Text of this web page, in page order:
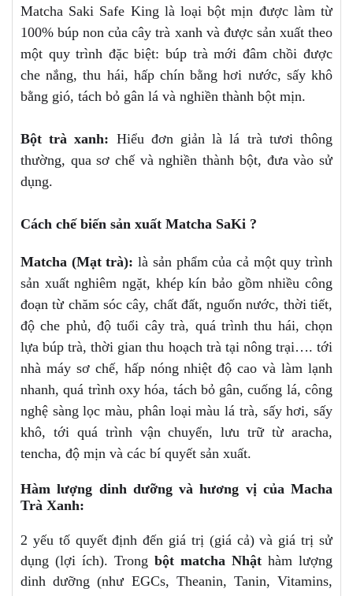
Matcha Saki Safe King là loại bột mịn được làm từ
100% búp non của cây trà xanh và được sản xuất theo
một quy trình đặc biệt: búp trà mới đâm chồi được
che nắng, thu hái, hấp chín bằng hơi nước, sấy khô
bằng gió, tách bỏ gân lá và nghiền thành bột mịn.
Bột trà xanh: Hiểu đơn giản là lá trà tươi thông
thường, qua sơ chế và nghiền thành bột, đưa vào sử
dụng.
Cách chế biến sản xuất Matcha SaKi ?
Matcha (Mạt trà): là sản phẩm của cả một quy trình
sản xuất nghiêm ngặt, khép kín bảo gồm nhiều công
đoạn từ chăm sóc cây, chất đất, nguốn nước, thời tiết,
độ che phủ, độ tuổi cây trà, quá trình thu hái, chọn
lựa búp trà, thời gian thu hoạch trà tại nông trại…. tới
nhà máy sơ chế, hấp nóng nhiệt độ cao và làm lạnh
nhanh, quá trình oxy hóa, tách bỏ gân, cuống lá, công
nghệ sàng lọc màu, phân loại màu lá trà, sấy hơi, sấy
khô, tới quá trình vận chuyển, lưu trữ từ aracha,
tencha, độ mịn và các bí quyết sản xuất.
Hàm lượng dinh dưỡng và hương vị của Macha
Trà Xanh:
2 yếu tố quyết định đến giá trị (giá cả) và giá trị sử
dụng (lợi ích). Trong bột matcha Nhật hàm lượng
dinh dưỡng (như EGCs, Theanin, Tanin, Vitamins,